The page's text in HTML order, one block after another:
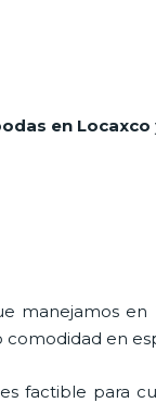
en Locaxco
manejamos
en
es factible para